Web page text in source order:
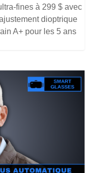
fines à 299 $ avec
dioptrique
A+ pour les 5 ans